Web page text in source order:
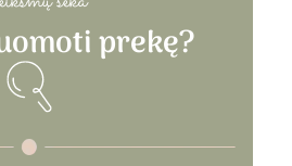
prekę?